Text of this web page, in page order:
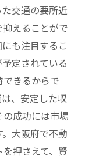
交通の要所近
えることがで
も注目するこ
定されている
きるからで
、安定した収
成功には市場
大阪府で不動
押さえて、賢